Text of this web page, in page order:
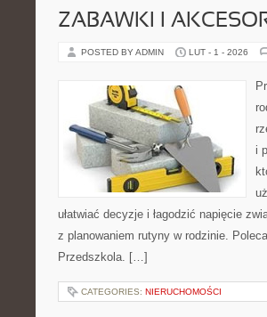
ZABAWKI I
POSTED BY ADMIN LUT - 1 - 2026
i
ułatwiać decyzje i łagodzić napięcie
z planowaniem rutyny w rodzinie.
Przedszkola. […]
CATEGORIES: NIERUCHOMOŚCI